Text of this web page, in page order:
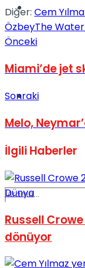
Spor
Podcast
Diğer: Cem
ÖzbeyThe
Önceki
Miami’de jet
Sonraki
Melo,
İlgili Haberler
Dünya
Russell
dönüyor